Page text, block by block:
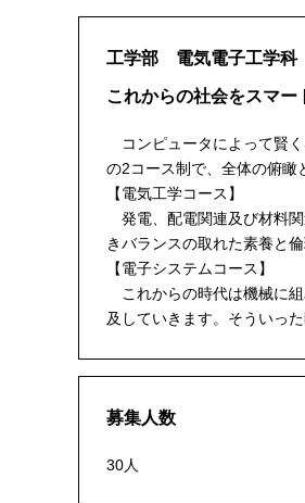
工学部 電気電子工学科
これからの社会をスマー
コンピュータによって賢
の2コース制で、全体の俯瞰
【電気工学コース】
発電、配電関連及び材料
きバランスの取れた素養と
【電子システムコース】
これからの時代は機械に
及していきます。そういっ
募集人数
30人